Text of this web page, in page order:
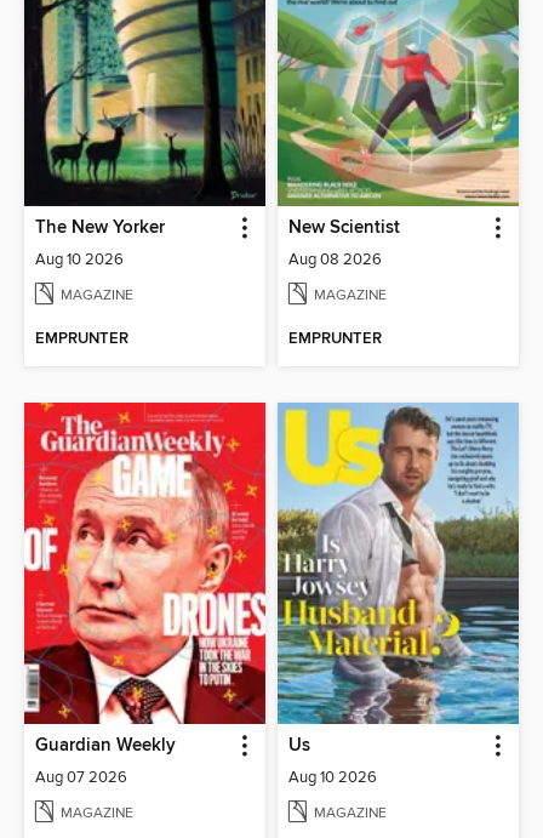
The New Yorker
Aug 10 2026
MAGAZINE
EMPRUNTER
New Scientist
Aug 08 2026
MAGAZINE
EMPRUNTER
Guardian Weekly
Aug 07 2026
MAGAZINE
Us
Aug 10 2026
MAGAZINE